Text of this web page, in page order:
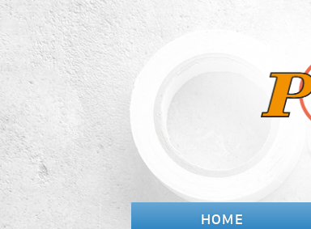
HOME